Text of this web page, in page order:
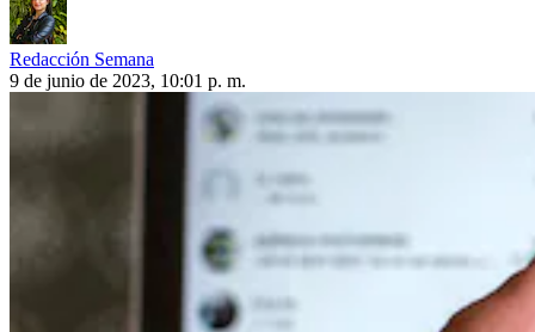
Redacción Semana
9 de junio de 2023, 10:01 p. m.